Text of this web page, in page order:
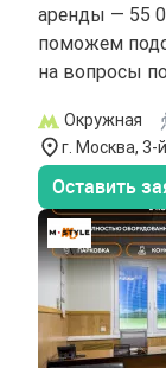
аренды — 55
поможем
на вопросы
Окружная
г. Москва, 3-
Оставить